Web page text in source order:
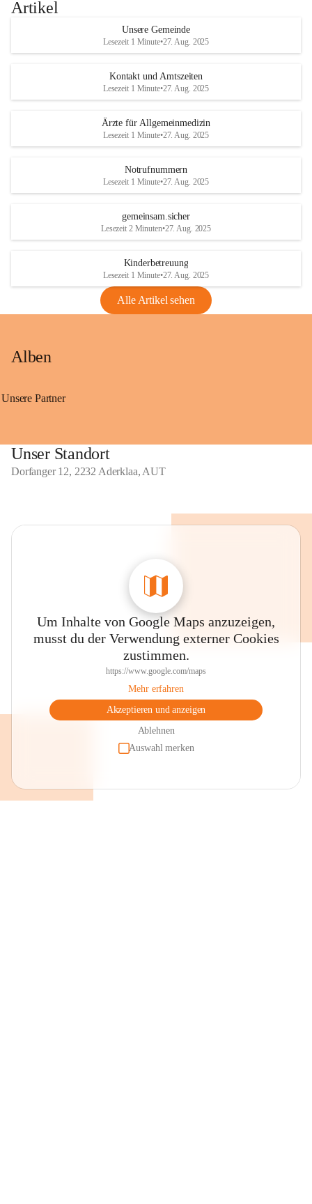
Artikel
Unsere Gemeinde
Lesezeit 1 Minute•27. Aug. 2025
Kontakt und Amtszeiten
Lesezeit 1 Minute•27. Aug. 2025
Ärzte für Allgemeinmedizin
Lesezeit 1 Minute•27. Aug. 2025
Notrufnummern
Lesezeit 1 Minute•27. Aug. 2025
gemeinsam.sicher
Lesezeit 2 Minuten•27. Aug. 2025
Kinderbetreuung
Lesezeit 1 Minute•27. Aug. 2025
Alle Artikel sehen
Alben
Unsere Partner
Unser Standort
Dorfanger 12, 2232 Aderklaa, AUT
Um Inhalte von Google Maps anzuzeigen,
musst du der Verwendung externer Cookies
zustimmen.
https://www.google.com/maps
Mehr erfahren
Akzeptieren und anzeigen
Ablehnen
Auswahl merken